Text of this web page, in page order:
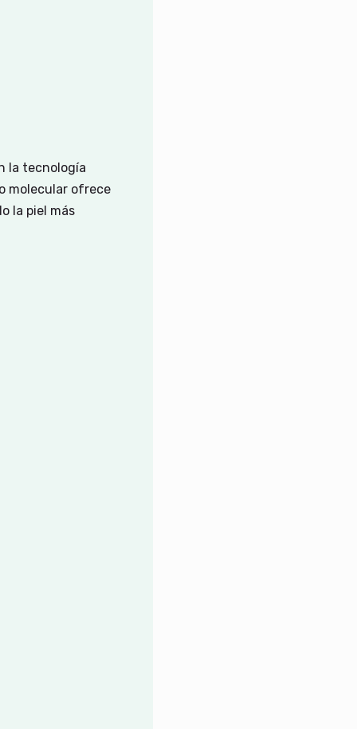
la tecnología
molecular ofrece
la piel más